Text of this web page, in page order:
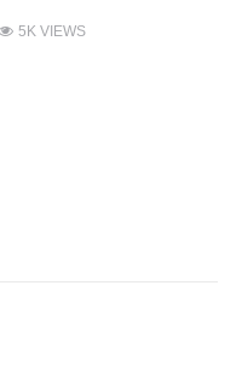
5K VIEWS